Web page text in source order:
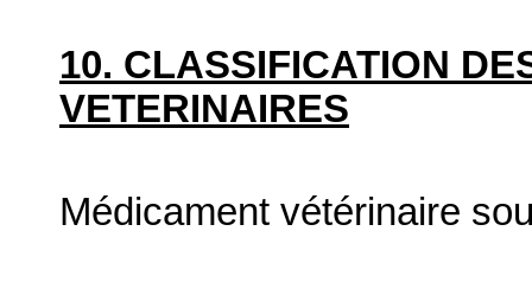
10. CLASSIFICATION
VETERINAIRES
Médicament vétérinaire